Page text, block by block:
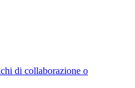
di collaborazione o